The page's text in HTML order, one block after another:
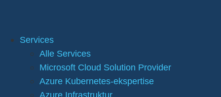
Services
Alle Services
Microsoft Cloud Solution Provider
Azure Kubernetes-ekspertise